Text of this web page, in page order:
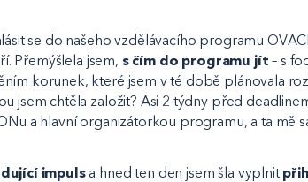
se do našeho vzdělávacího programu
Přemýšlela jsem, s čím do programu jít – s
korunek, které jsem v té době plánovala
jsem chtěla založit? Asi 2 týdny před
a hlavní organizátorkou programu, a ta mě
impulsa hned ten den jsem šla vyplnit